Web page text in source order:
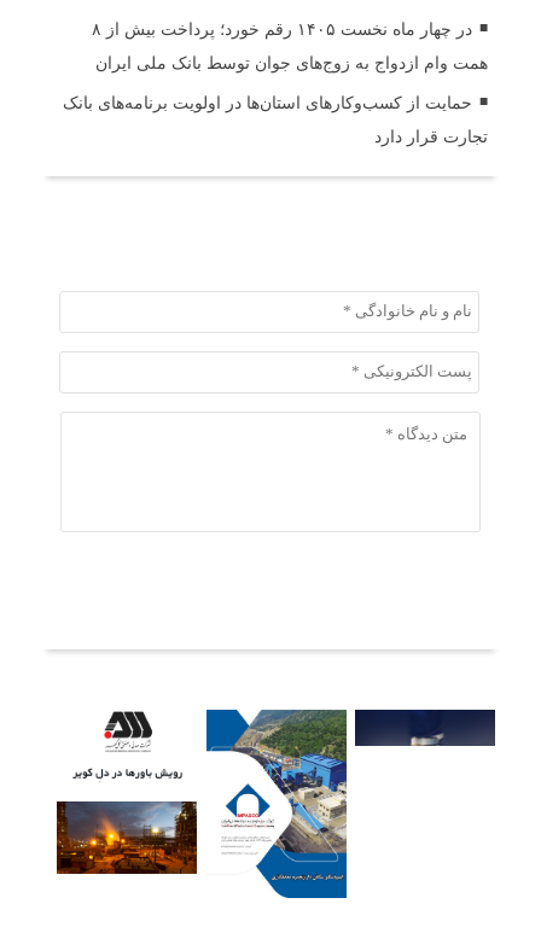
در چهار ماه نخست ۱۴۰۵ رقم خورد؛ پرداخت بیش از ۸
همت وام ازدواج به زوج‌های جوان توسط بانک ملی ایران
حمایت از کسب‌وکارهای استان‌ها در اولویت برنامه‌های بانک
تجارت قرار دارد